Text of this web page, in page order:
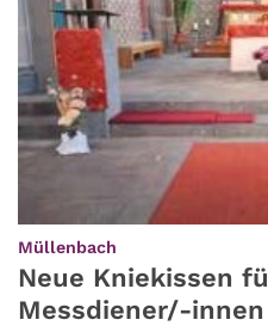
Müllenbach
Neue Kniekissen
Messdiener/-innen